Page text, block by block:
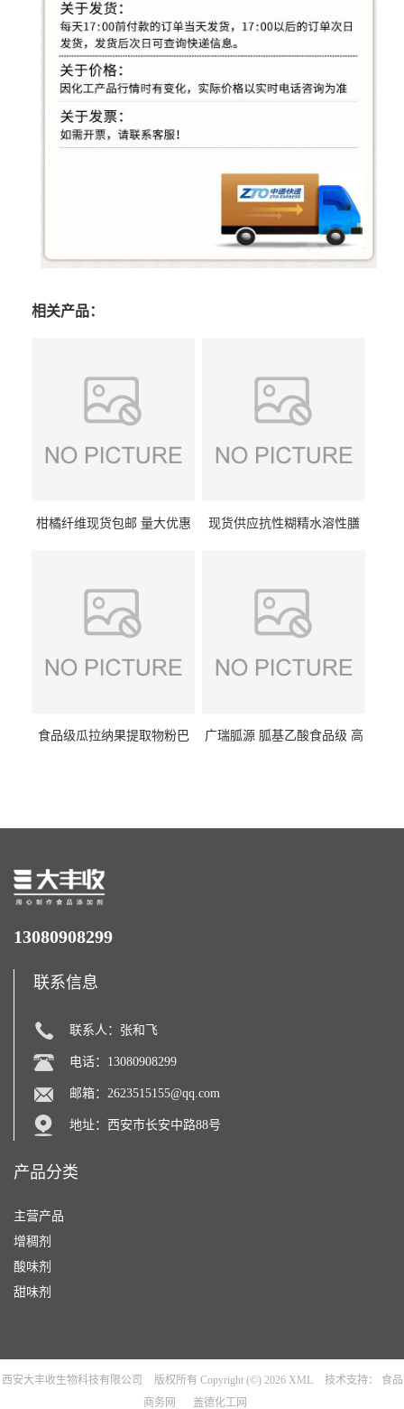
相关产品：
柑橘纤维现货包邮 量大优惠
现货供应抗性糊精水溶性膳
食品级瓜拉纳果提取物粉巴
广瑞胍源 胍基乙酸食品级 高
13080908299
联系信息
联系人：张和飞
电话：13080908299
邮箱： 2623515155@qq.com
地址：西安市长安中路88号
产品分类
主营产品
增稠剂
酸味剂
甜味剂
西安大丰收生物科技有限公司 版权所有 Copyright (©) 2026 XML 技术支持：
食品
商务网
盖德化工网